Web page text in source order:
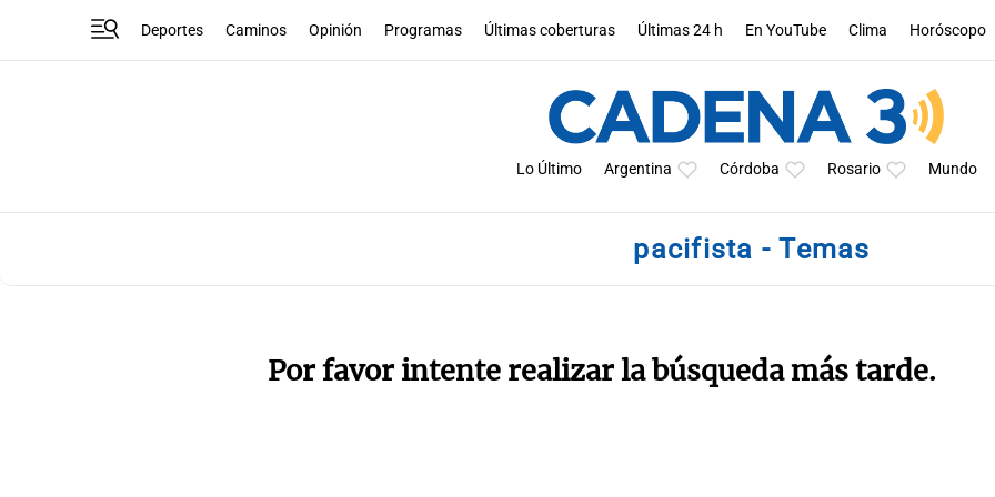
Deportes Caminos Opinión Programas Últimas coberturas Últimas 24 h En YouTube Clima Horóscopo
Lo Último Argentina Córdoba Rosario Mundo
pacifista - Temas
Por favor intente realizar la búsqueda más tarde.